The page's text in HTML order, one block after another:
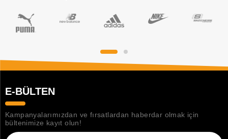
E-BÜLTEN
Kampanyalarımızdan ve fırsatlardan haberdar olmak için
bültenimize kayıt olun!